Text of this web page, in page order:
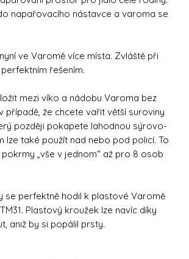
napařovacího nástavce a varoma se
ve Varomě více místa. Zvláště při
řešením.
mezi víko a nádobu Varoma bez
případě, že chcete vařit větší suroviny
později pokapete lahodnou sýrovo-
lze také použít nad nebo pod policí. To
„vše v jednom“ až pro 8 osob
se perfektně hodil k plastové Varomě
Plastový kroužek lze navíc díky
aniž by si popálil prsty.